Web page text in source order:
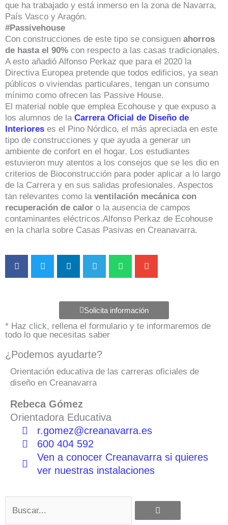
que ha trabajado y está inmerso en la zona de Navarra,
País Vasco y Aragón.
#Passivehouse
Con construcciones de este tipo se consiguen ahorros
de hasta el 90% con respecto a las casas tradicionales.
A esto añadió Alfonso Perkaz que para el 2020 la
Directiva Europea pretende que todos edificios, ya sean
públicos o viviendas particulares, tengan un consumo
mínimo como ofrecen las Passive House.
El material noble que emplea Ecohouse y que expuso a
los alumnos de la Carrera Oficial de Diseño de
Interiores es el Pino Nórdico, el más apreciada en este
tipo de construcciones y que ayuda a generar un
ambiente de confort en el hogar. Los estudiantes
estuvieron muy atentos a los consejos que se les dio en
criterios de Bioconstrucción para poder aplicar a lo largo
de la Carrera y en sus salidas profesionales. Aspectos
tan relevantes como la ventilación mecánica con
recuperación de calor o la ausencia de campos
contaminantes eléctricos.Alfonso Perkaz de Ecohouse
en la charla sobre Casas Pasivas en Creanavarra.
Solicita información
* Haz click, rellena el formulario y te informaremos de
todo lo que necesitas saber
¿Podemos ayudarte?
Orientación educativa de las carreras oficiales de
diseño en Creanavarra
Rebeca Gómez
Orientadora Educativa
r.gomez@creanavarra.es
600 404 592
Ven a conocer Creanavarra si quieres
ver nuestras instalaciones